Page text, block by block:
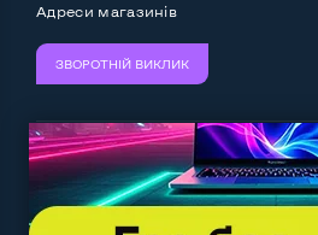
Адреси магазинів
ЗВОРОТНІЙ ВИКЛИК
Ми приймаємо: